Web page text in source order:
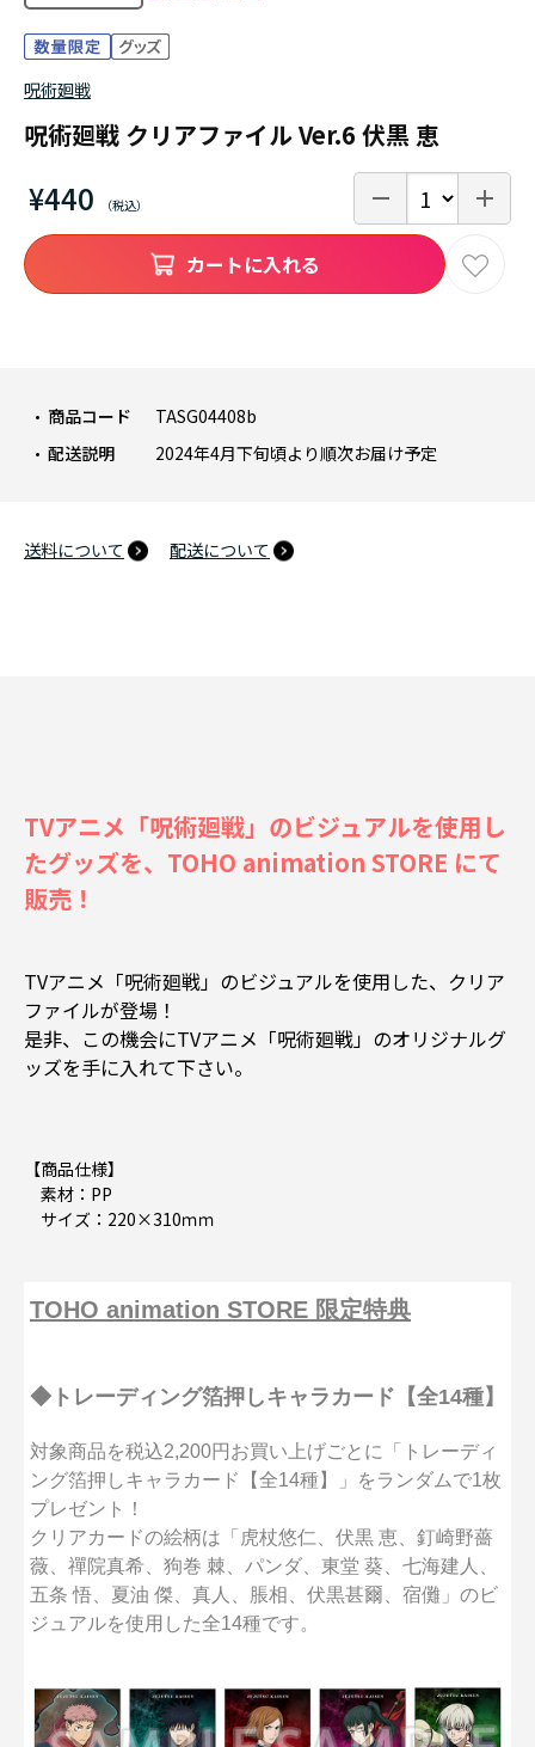
呪術廻戦
呪術廻戦 クリアファイル Ver.6 伏黒 恵
¥440
商品コード
TASG04408b
配送説明
2024年4月下旬頃より順次お届け予定
送料について 配送について
カートに入れる
TVアニメ「呪術廻戦」のビジュアルを使用し
たグッズを、TOHO animation STORE にて
販売！
TVアニメ「呪術廻戦」のビジュアルを使用した、クリア
ファイルが登場！
是非、この機会にTVアニメ「呪術廻戦」のオリジナルグ
ッズを手に入れて下さい。
【商品仕様】
素材：PP
サイズ：220×310ｍｍ
TOHO animation STORE 限定特典
◆トレーディング箔押しキャラカード【全14種】
対象商品を税込2,200円お買い上げごとに「トレーディ
ング箔押しキャラカード【全14種】」をランダムで1枚
プレゼント！
クリアカードの絵柄は「虎杖悠仁、伏黒 恵、釘崎野薔
薇、禪院真希、狗巻 棘、パンダ、東堂 葵、七海建人、
五条 悟、夏油 傑、真人、脹相、伏黒甚爾、宿儺」のビ
ジュアルを使用した全14種です。